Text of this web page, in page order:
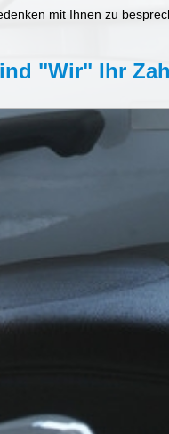
mit Ihnen zu
"Wir" Ihr